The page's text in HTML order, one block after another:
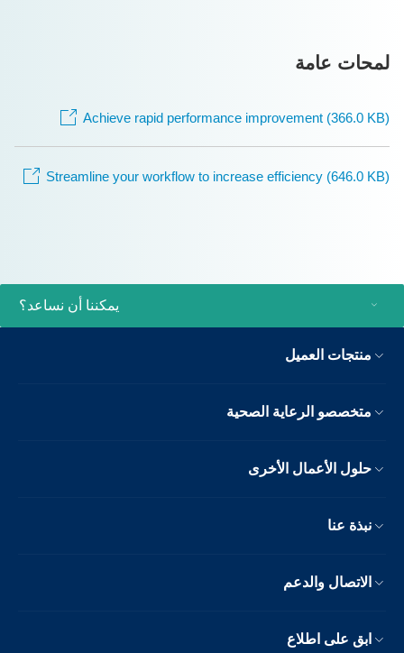
لمحات عامة
Achieve rapid performance improvement (366.0 KB)
Streamline your workflow to increase efficiency (646.0 KB)
يمكننا أن نساعد؟
منتجات العميل
متخصصو الرعاية الصحية
حلول الأعمال الأخرى
نبذة عنا
الاتصال والدعم
ابق على اطلاع